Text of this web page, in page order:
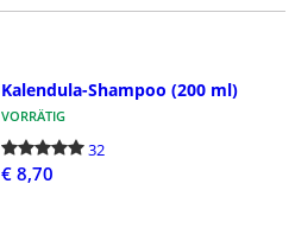
Kalendula-Shampoo (200 ml)
VORRÄTIG
32
€ 8,70